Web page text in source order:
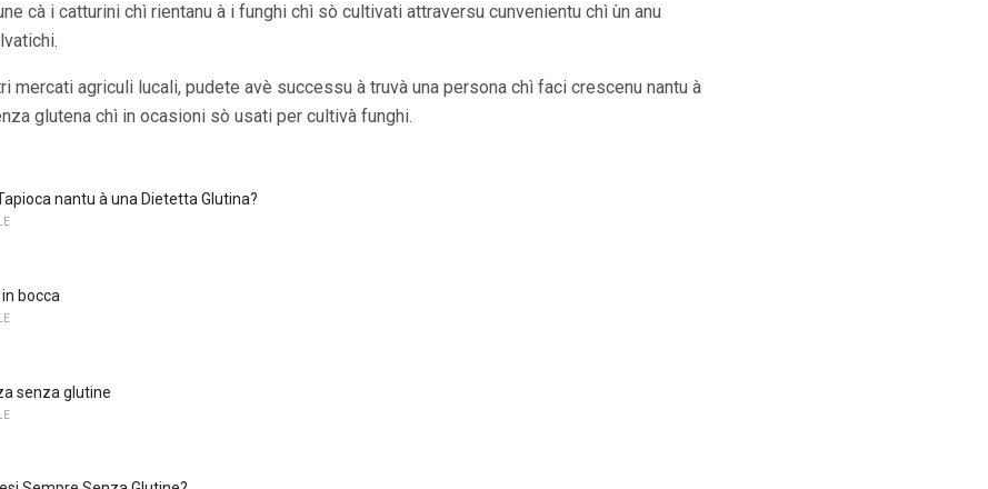
cà i catturini chì rientanu à i funghi chì sò cultivati ​​attraversu cunvenientu chì ùn anu
mercati agriculi lucali, pudete avè successu à truvà una persona chì faci crescenu nantu à
glutena chì in ocasioni sò usati per cultivà funghi.
nantu à una Dietetta Glutina?
bocca
senza glutine